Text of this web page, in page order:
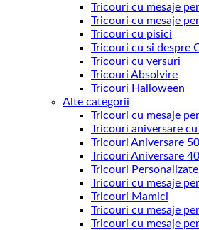
Tricouri cu mesaje
Tricouri cu mesaje
Tricouri cu pisici
Tricouri cu si despre
Tricouri cu versuri
Tricouri Absolvire
Tricouri Halloween
Alte categorii
Tricouri cu mesaje
Tricouri aniversare
Tricouri Aniversare
Tricouri Aniversare
Tricouri
Tricouri cu mesaje
Tricouri Mamici
Tricouri cu mesaje
Tricouri cu mesaje